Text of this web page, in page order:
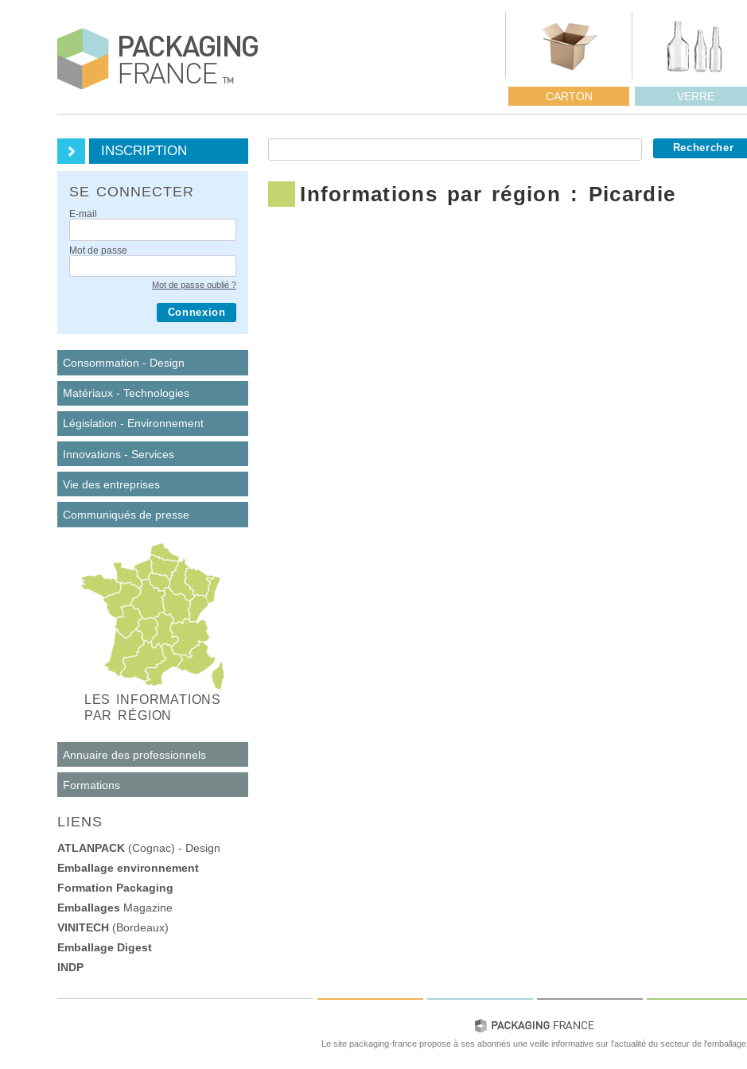
CARTON VERRE
INSCRIPTION
SE CONNECTER
E-mail
Mot de passe
Mot de passe oublié ?
Connexion
Consommation - Design
Matériaux - Technologies
Législation - Environnement
Innovations - Services
Vie des entreprises
Communiqués de presse
LES INFORMATIONS
PAR RÉGION
Annuaire des professionnels
Formations
LIENS
ATLANPACK (Cognac) - Design
Emballage environnement
Formation Packaging
Emballages Magazine
VINITECH (Bordeaux)
Emballage Digest
INDP
Informations par région : Picardie
Le site packaging-france propose à ses abonnés une veille informative sur l'actualité du secteur de l'emballage.